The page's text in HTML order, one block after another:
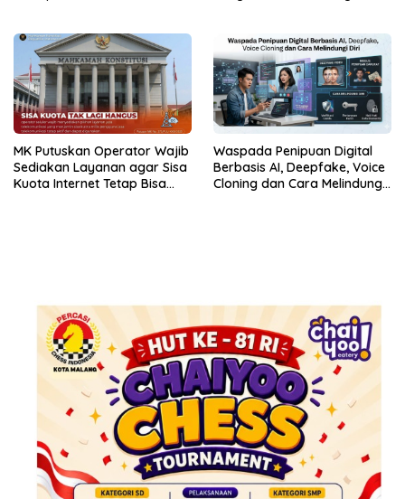
MK Putuskan Operator Wajib
Sediakan Layanan agar Sisa
Kuota Internet Tetap Bisa
Waspada Penipuan Digital
Berbasis AI, Deepfake, Voice
Cloning dan Cara Melindungi